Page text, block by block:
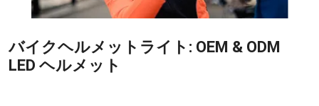
バイクヘルメットライト: OEM & ODM
LED ヘルメット